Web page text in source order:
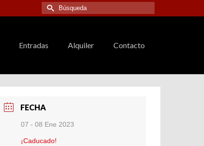
Buscar
por:
Entradas Alquiler Contacto
FECHA
07 - 08 Ene 2023
¡Caducado!